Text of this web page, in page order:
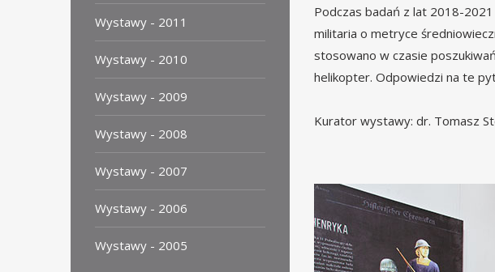
Podczas badań z lat 2018-
militaria o metryce
stosowano w czasie
helikopter. Odpowiedzi na te
Kurator wystawy: dr. Tomasz
Wystawy - 2011
Wystawy - 2010
Wystawy - 2009
Wystawy - 2008
Wystawy - 2007
Wystawy - 2006
Wystawy - 2005